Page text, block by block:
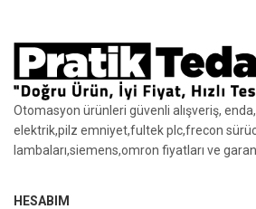
Otomasyon ürünleri güvenli alışveriş,
elektrik,pilz emniyet,fultek plc,frecon
lambaları,siemens,omron fiyatları ve
HESABIM